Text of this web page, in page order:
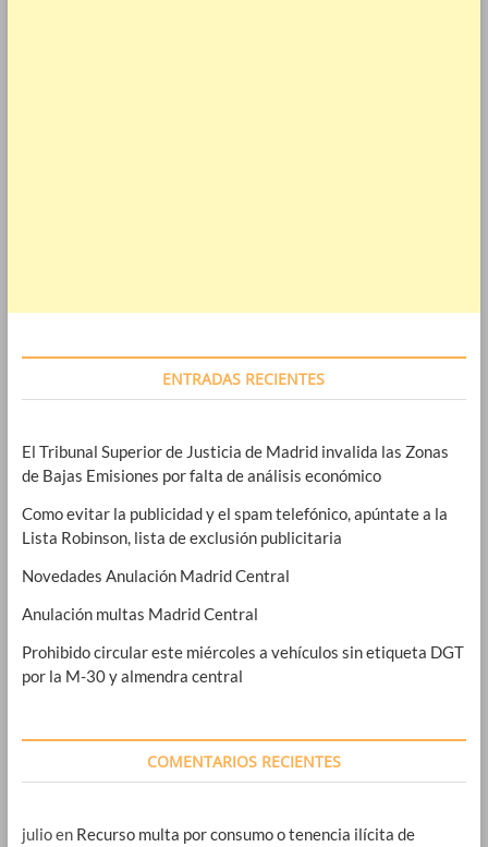
ENTRADAS RECIENTES
El Tribunal Superior de Justicia de Madrid invalida las Zonas
de Bajas Emisiones por falta de análisis económico
Como evitar la publicidad y el spam telefónico, apúntate a la
Lista Robinson, lista de exclusión publicitaria
Novedades Anulación Madrid Central
Anulación multas Madrid Central
Prohibido circular este miércoles a vehículos sin etiqueta DGT
por la M-30 y almendra central
COMENTARIOS RECIENTES
julioen Recurso multa por consumo o tenencia ilícita de